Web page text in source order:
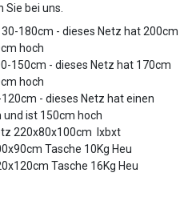
bei uns.
180cm - dieses Netz hat 200cm
hoch
150cm - dieses Netz hat 170cm
hoch
- dieses Netz hat einen
ist 150cm hoch
220x80x100cm lxbxt
Tasche 10Kg Heu
Tasche 16Kg Heu